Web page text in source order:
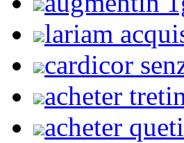
lariam
cardicor
acheter
acheter